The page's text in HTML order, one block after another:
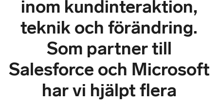
inom kundinteraktion,
teknik och förändring.
Som partner till
Salesforce och Microsoft
har vi hjälpt flera